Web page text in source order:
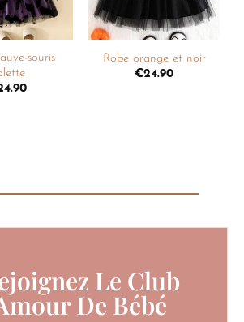
souris
+
Robe orange et noir
€24.90
Le Club
De Bébé